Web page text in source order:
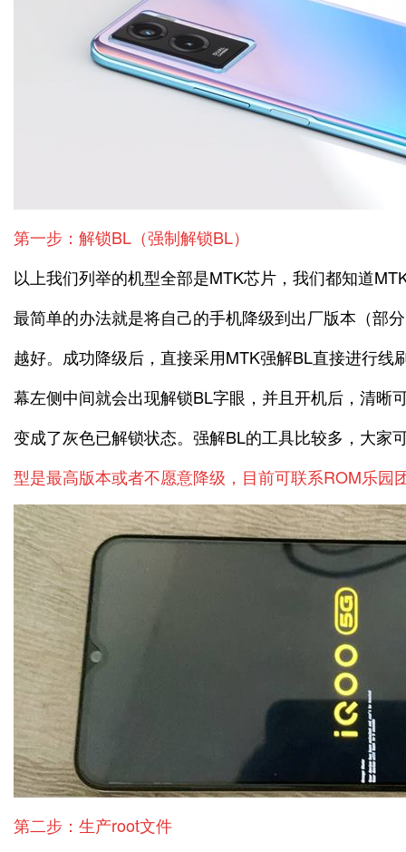
第一步：解锁BL（强制解锁BL）
以上我们列举的机型全部是MTK芯片，我们都知道
最简单的办法就是将自己的手机降级到出厂版本（部
越好。成功降级后，直接采用MTK强解BL直接进行线
幕左侧中间就会出现解锁BL字眼，并且开机后，清晰
变成了灰色已解锁状态。强解BL的工具比较多，大家
型是最高版本或者不愿意降级，目前可联系ROM乐园
第二步：生产root文件